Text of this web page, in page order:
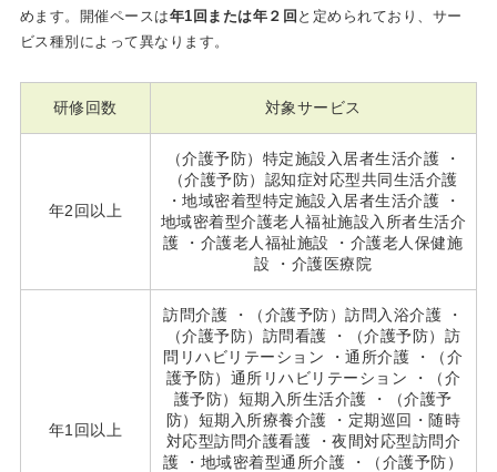
めます。開催ペースは年1回または年２回 と定められており、サー
ビス種別によって異なります。
研修回数 対象サービス
年2回以上
（介護予防）特定施設入居者生活介護 ・
（介護予防）認知症対応型共同生活介護
・地域密着型特定施設入居者生活介護 ・
地域密着型介護老人福祉施設入所者生活介
護 ・介護老人福祉施設 ・介護老人保健施
設 ・介護医療院
年1回以上
訪問介護 ・（介護予防）訪問入浴介護 ・
（介護予防）訪問看護 ・（介護予防）訪
問リハビリテーション ・通所介護 ・（介
護予防）通所リハビリテーション ・（介
護予防）短期入所生活介護 ・（介護予
防）短期入所療養介護 ・定期巡回・随時
対応型訪問介護看護 ・夜間対応型訪問介
護 ・地域密着型通所介護 ・（介護予防）